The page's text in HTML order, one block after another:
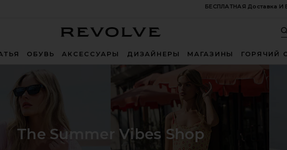
БЕСПЛАТНАЯ Доставка И
ОБУВЬ АКСЕССУАРЫ ДИЗАЙНЕРЫ МАГАЗИНЫ ГОРЯЧИЙ
The Summer Vibes Shop